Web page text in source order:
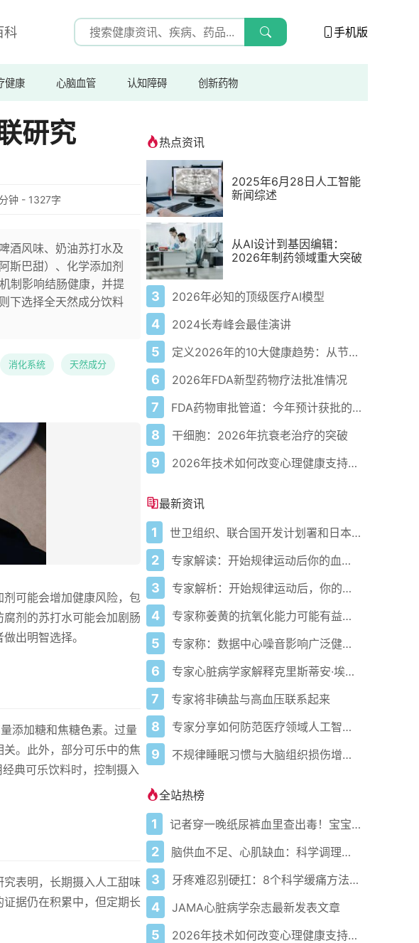
科 手机版
健康 心脑血管 认知障碍 创新药物
研究
钟 - 1327字
酒风味、奶油苏打水及
斯巴甜）、化学添加剂
制影响结肠健康，并提
下选择全天然成分饮料
消化系统 天然成分
可能会增加健康风险，包
剂的苏打水可能会加剧肠
出明智选择。
添加糖和焦糖色素。过量
。此外，部分可乐中的焦
典可乐饮料时，控制摄入
表明，长期摄入人工甜味
据仍在积累中，但定期长
热点资讯
2025年6月28日人工智能
新闻综述
从AI设计到基因编辑：
2026年制药领域重大突破
3 2026年必知的顶级医疗AI模型
4 2024长寿峰会最佳演讲
5 定义2026年的10大健康趋势：从节律健康到冷热交替疗法
6 2026年FDA新型药物疗法批准情况
7 FDA药物审批管道：今年预计获批的关键新疗法
8 干细胞：2026年抗衰老治疗的突破
9 2026年技术如何改变心理健康支持的获取方式
最新资讯
1 世卫组织、联合国开发计划署和日本在加纳启动人工智能健康计划 应对气候敏感性疾病并加强医疗服务
2 专家解读：开始规律运动后你的血压会发生什么变化
3 专家解析：开始规律运动后，你的血压会发生什么变化
4 专家称姜黄的抗氧化能力可能有益心脏健康
5 专家称：数据中心噪音影响广泛健康问题
6 专家心脏病学家解释克里斯蒂安·埃里克森为丹麦队晕倒的原因
7 专家将非碘盐与高血压联系起来
8 专家分享如何防范医疗领域人工智能的负面影响
9 不规律睡眠习惯与大脑组织损伤增加相关
全站热榜
1 记者穿一晚纸尿裤血里查出毒！宝宝血液浓度竟是成人的5倍？
2 脑供血不足、心肌缺血：科学调理全攻略
3 牙疼难忍别硬扛：8个科学缓痛方法收好
4 JAMA心脏病学杂志最新发表文章
5 2026年技术如何改变心理健康支持的获取方式